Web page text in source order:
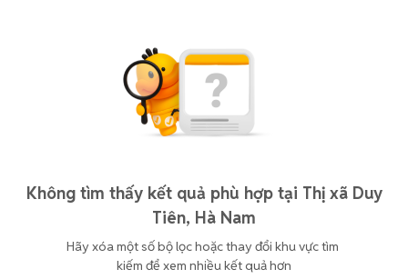
Không tìm thấy kết quả phù hợp tại Thị xã Duy
Tiên, Hà Nam
Hãy xóa một số bộ lọc hoặc thay đổi khu vực tìm
kiếm để xem nhiều kết quả hơn